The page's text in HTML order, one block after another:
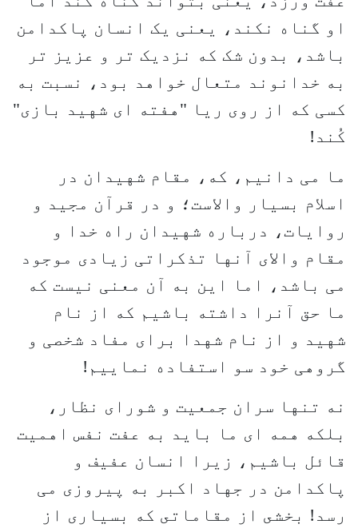
او گناه نکند، یعنی یک انسان پاکدامن
باشد، بدون شک که نزدیک تر و عزیز تر
به خدانوند متعال خواهد بود، نسبت به
کسی که از روی ریا "هفته ای شهید بازی"
کُند!
ما می دانیم، که، مقام شهیدان در
اسلام بسیار والاست؛ و در قرآن مجید و
روایات، درباره شهیدان راه خدا و
مقام والاى آنها تذکراتی زیادی موجود
می باشد، اما این به آن معنی نیست که
ما حق آنرا داشته باشیم که از نام
شهید و از نام شهدا برای مفاد شخصی و
گروهی خود سو استفاده نماییم!
نه تنها سران جمعیت و شورای نظار،
بلکه همه ای ما باید به عفت‏ نفس اهمیت
قائل باشیم، زیرا انسان عفیف و
پاکدامن در جهاد اکبر به پیروزى می
رسد! بخشى از مقاماتى که بسیارى از